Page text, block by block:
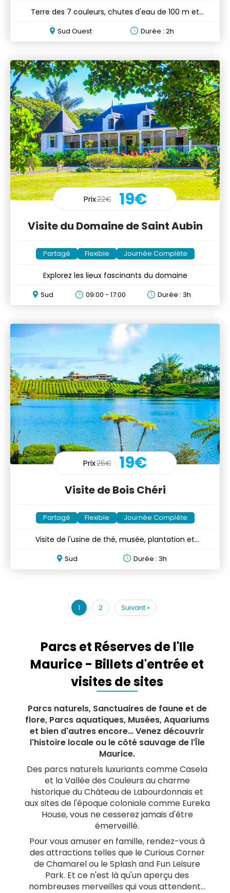
Terre des 7 couleurs, chutes d'eau de 100 m et
Sud Ouest Durée : 2h
Prix22€ 19€
Visite du Domaine de Saint Aubin
Partagé Flexible Journée Complète
Explorez les lieux fascinants du domaine
Sud 09:00 - 17:00 Durée : 3h
Prix26€ 19€
Visite de Bois Chéri
Partagé Flexible Journée Complète
Visite de l'usine de thé, musée, plantation et
Sud Durée : 3h
1 2 Suivant »
Parcs et Réserves de l'Ile
Maurice - Billets d'entrée et
visites de sites
Parcs naturels, Sanctuaires de faune et de
flore, Parcs aquatiques, Musées, Aquariums
et bien d'autres encore… Venez découvrir
l'histoire locale ou le côté sauvage de l'Île
Maurice.
Des parcs naturels luxuriants comme Casela
et la Vallée des Couleurs au charme
historique du Château de Labourdonnais et
aux sites de l'époque coloniale comme Eureka
House, vous ne cesserez jamais d'être
émerveillé.
Pour vous amuser en famille, rendez-vous à
des attractions telles que le Curious Corner
de Chamarel ou le Splash and Fun Leisure
Park. Et ce n'est là qu'un aperçu des
nombreuses merveilles qui vous attendent...